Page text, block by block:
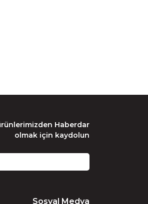
Haberdar
olmak için kaydolun
Sosyal Medya